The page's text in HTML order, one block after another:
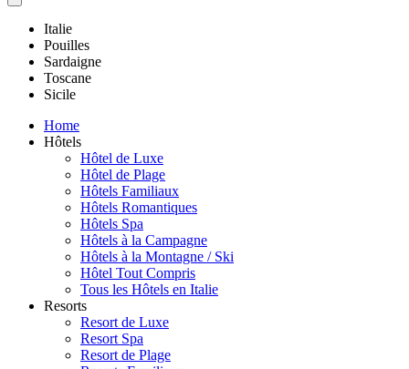
Italie
Pouilles
Sardaigne
Toscane
Sicile
Home
Hôtels
Hôtel de Luxe
Hôtel de Plage
Hôtels Familiaux
Hôtels Romantiques
Hôtels Spa
Hôtels à la Campagne
Hôtels à la Montagne / Ski
Hôtel Tout Compris
Tous les Hôtels en Italie
Resorts
Resort de Luxe
Resort Spa
Resort de Plage